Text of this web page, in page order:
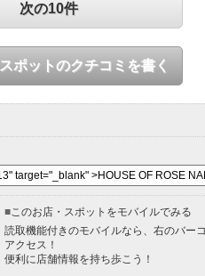
次の10件
ポットのクチコミを書く
■このお店・スポットをモバイルでみる
読取機能付きのモバイルなら、右のバー
アクセス！
便利に店舗情報を持ち歩こう！